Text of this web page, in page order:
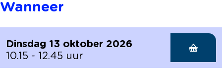
Wanneer
Dinsdag 13 oktober 2026
10.15 - 12.45 uur